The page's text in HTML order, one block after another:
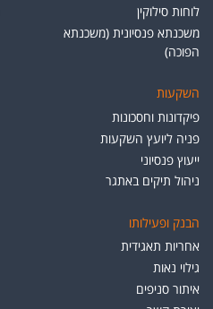
לוחות סילוקין
משכנתא פנסיונית (משכנתא
הפוכה)
השקעות
פיקדונות וחסכונות
פניה ליועץ השקעות
ייעוץ פנסיוני
ניהול תיקים באתגר
הבנק ופעילותו
אחריות תאגידית
גילוי נאות
איתור סניפים